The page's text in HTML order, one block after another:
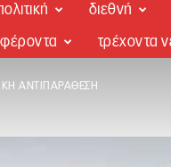
διεθνή
τρέχοντα
ΑΝΤΙΠΑΡΆΘΕΣΗ